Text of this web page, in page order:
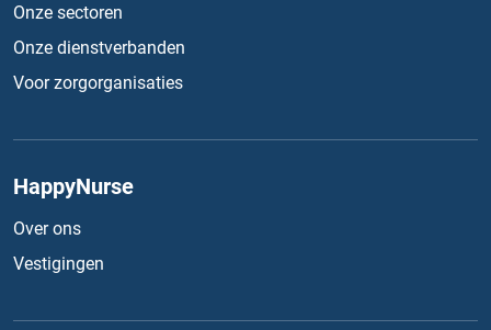
Onze sectoren
Onze dienstverbanden
Voor zorgorganisaties
HappyNurse
Over ons
Vestigingen